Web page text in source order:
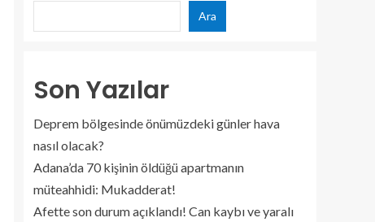
Ara
Son Yazılar
Deprem bölgesinde önümüzdeki günler hava
nasıl olacak?
Adana’da 70 kişinin öldüğü apartmanın
müteahhidi: Mukadderat!
Afette son durum açıklandı! Can kaybı ve yaralı